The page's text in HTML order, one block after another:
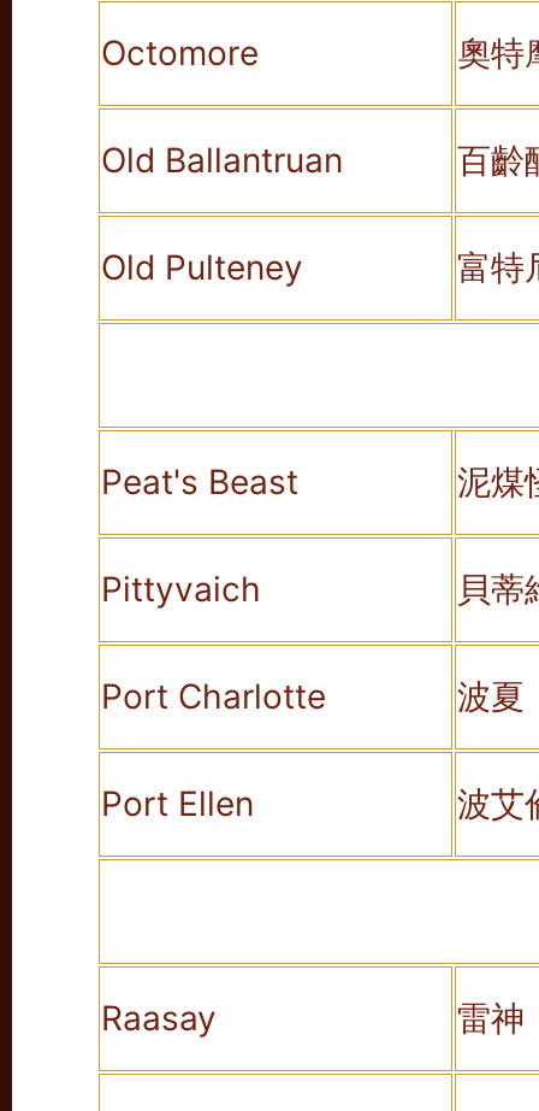
Octomore 奧特
Old Ballantruan 百齡
Old Pulteney 富特
Peat's Beast 泥煤
Pittyvaich 貝蒂
Port Charlotte 波夏
Port Ellen 波艾
Raasay 雷神